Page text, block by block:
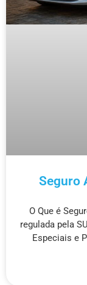
Seguro
O Que é
regulada pela
Especiais e